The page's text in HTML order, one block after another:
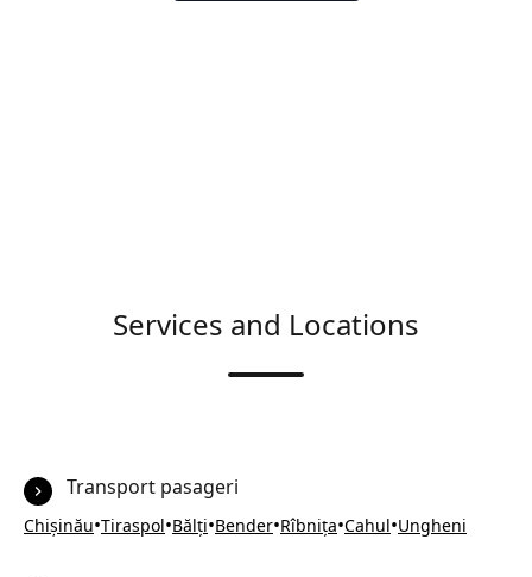
Services and Locations
Transport pasageri
Chișinău•Tiraspol•Bălți•Bender•Rîbnița•Cahul•Ungheni